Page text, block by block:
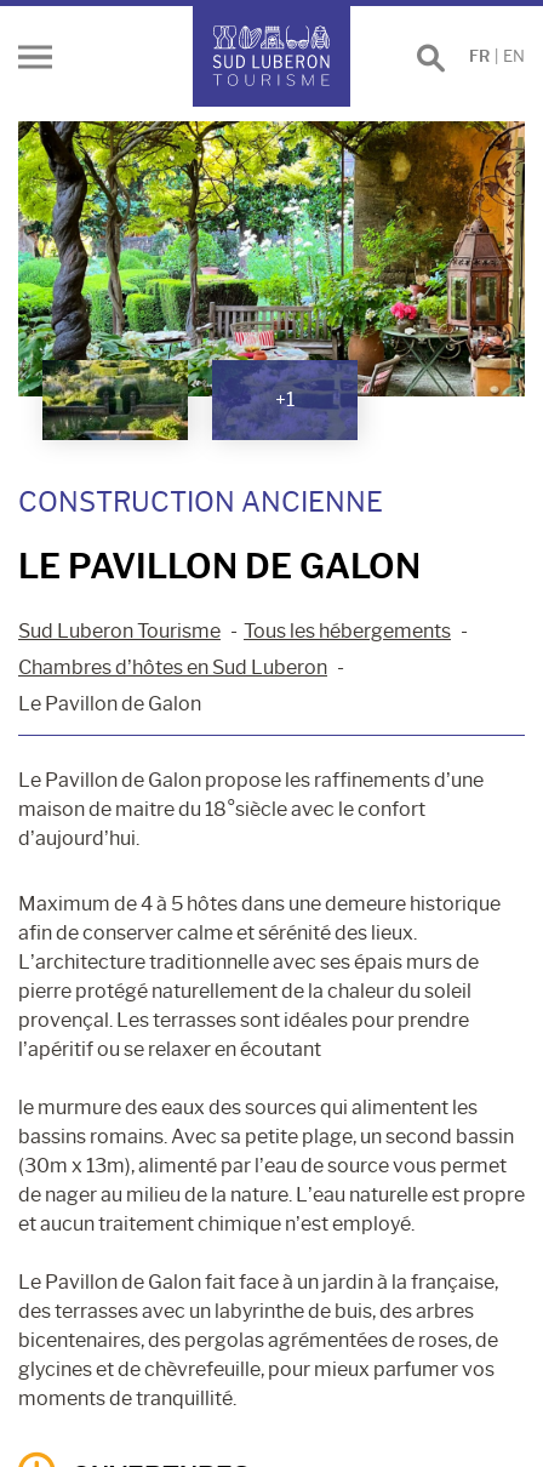
Ouvrir
Effectuer
une
FR EN
+1
CONSTRUCTION ANCIENNE
LE PAVILLON DE GALON
Sud Luberon Tourisme
Tous les hébergements
Chambres d’hôtes en Sud Luberon
Le Pavillon de Galon
Le Pavillon de Galon propose les raffinements d’une
maison de maitre du 18°siècle avec le confort
d’aujourd’hui.
Maximum de 4 à 5 hôtes dans une demeure historique
afin de conserver calme et sérénité des lieux.
L’architecture traditionnelle avec ses épais murs de
pierre protégé naturellement de la chaleur du soleil
provençal. Les terrasses sont idéales pour prendre
l’apéritif ou se relaxer en écoutant
le murmure des eaux des sources qui alimentent les
bassins romains. Avec sa petite plage, un second bassin
(30m x 13m), alimenté par l’eau de source vous permet
de nager au milieu de la nature. L’eau naturelle est propre
et aucun traitement chimique n’est employé.
Le Pavillon de Galon fait face à un jardin à la française,
des terrasses avec un labyrinthe de buis, des arbres
bicentenaires, des pergolas agrémentées de roses, de
glycines et de chèvrefeuille, pour mieux parfumer vos
moments de tranquillité.